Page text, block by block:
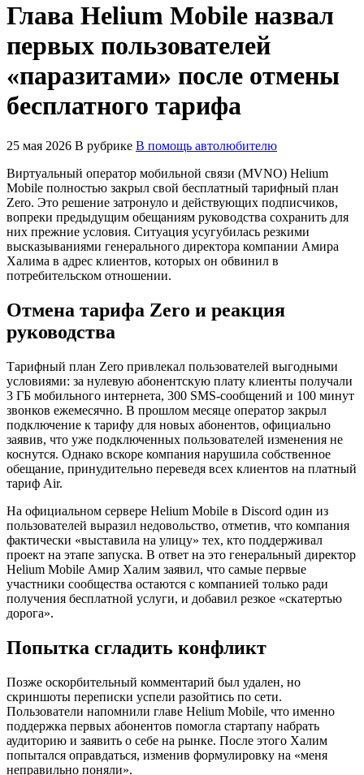
Глава Helium Mobile назвал
первых пользователей
«паразитами» после отмены
бесплатного тарифа
25 мая 2026 В рубрике В помощь автолюбителю
Виртуальный оператор мобильной связи (MVNO) Helium
Mobile полностью закрыл свой бесплатный тарифный план
Zero. Это решение затронуло и действующих подписчиков,
вопреки предыдущим обещаниям руководства сохранить для
них прежние условия. Ситуация усугубилась резкими
высказываниями генерального директора компании Амира
Халима в адрес клиентов, которых он обвинил в
потребительском отношении.
Отмена тарифа Zero и реакция
руководства
Тарифный план Zero привлекал пользователей выгодными
условиями: за нулевую абонентскую плату клиенты получали
3 ГБ мобильного интернета, 300 SMS-сообщений и 100 минут
звонков ежемесячно. В прошлом месяце оператор закрыл
подключение к тарифу для новых абонентов, официально
заявив, что уже подключенных пользователей изменения не
коснутся. Однако вскоре компания нарушила собственное
обещание, принудительно переведя всех клиентов на платный
тариф Air.
На официальном сервере Helium Mobile в Discord один из
пользователей выразил недовольство, отметив, что компания
фактически «выставила на улицу» тех, кто поддерживал
проект на этапе запуска. В ответ на это генеральный директор
Helium Mobile Амир Халим заявил, что самые первые
участники сообщества остаются с компанией только ради
получения бесплатной услуги, и добавил резкое «скатертью
дорога».
Попытка сгладить конфликт
Позже оскорбительный комментарий был удален, но
скриншоты переписки успели разойтись по сети.
Пользователи напомнили главе Helium Mobile, что именно
поддержка первых абонентов помогла стартапу набрать
аудиторию и заявить о себе на рынке. После этого Халим
попытался оправдаться, изменив формулировку на «меня
неправильно поняли».